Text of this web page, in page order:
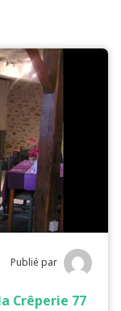
Publié par
Crêperie 77